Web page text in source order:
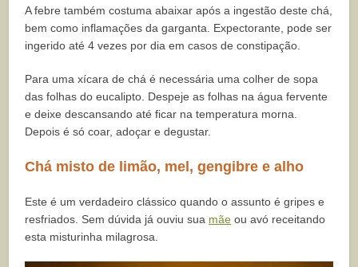
A febre também costuma abaixar após a ingestão deste chá,
bem como inflamações da garganta. Expectorante, pode ser
ingerido até 4 vezes por dia em casos de constipação.
Para uma xícara de chá é necessária uma colher de sopa
das folhas do eucalipto. Despeje as folhas na água fervente
e deixe descansando até ficar na temperatura morna.
Depois é só coar, adoçar e degustar.
Chá misto de limão, mel, gengibre e alho
Este é um verdadeiro clássico quando o assunto é gripes e
resfriados. Sem dúvida já ouviu sua mãe ou avó receitando
esta misturinha milagrosa.